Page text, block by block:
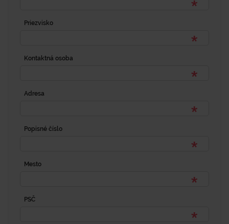
Priezvisko
Kontaktná osoba
Adresa
Popisné číslo
Mesto
PSČ